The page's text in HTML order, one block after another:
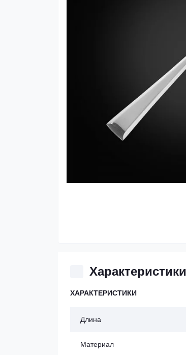
Характеристики
ХАРАКТЕРИСТИКИ
Длина
Материал